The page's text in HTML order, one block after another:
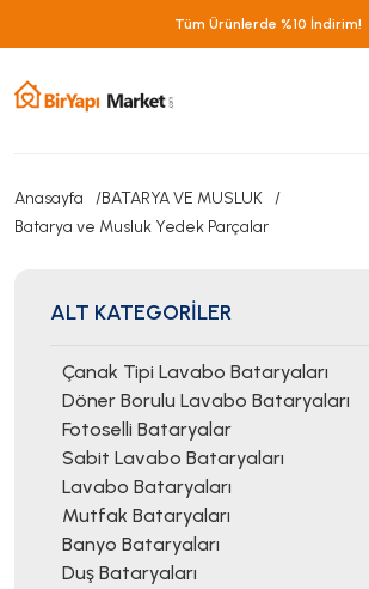
Tüm Ürünlerde %10 İndirim!
Anasayfa
BATARYA VE MUSLUK
Batarya ve Musluk Yedek Parçalar
ALT KATEGORİLER
Çanak Tipi Lavabo Bataryaları
Döner Borulu Lavabo Bataryaları
Fotoselli Bataryalar
Sabit Lavabo Bataryaları
Lavabo Bataryaları
Mutfak Bataryaları
Banyo Bataryaları
Duş Bataryaları